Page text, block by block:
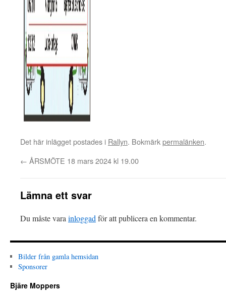
Det här inlägget postades i Rallyn. Bokmärkpermalänken.
← ÅRSMÖTE 18 mars 2024 kl 19.00
Lämna ett svar
Du måste vara inloggad för att publicera en kommentar.
Bilder från gamla hemsidan
Sponsorer
Bjäre Moppers